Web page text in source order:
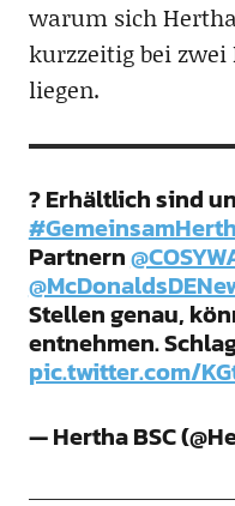
warum sich
kurzzeitig bei
liegen.
? Erhältlich sind
Partnern
Stellen genau,
entnehmen.
pic.twitter.com/
— Hertha BSC